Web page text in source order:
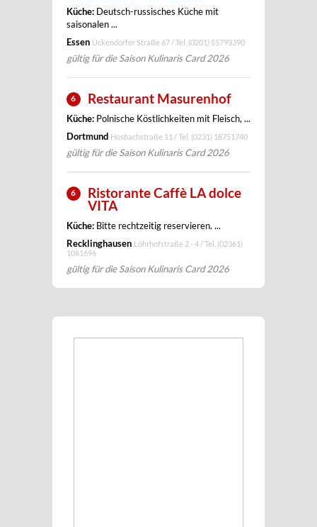
Küche: Deutsch-russisches Küche mit
saisonalen ...
Essen Ückendorfer Straße 67 / Tel. (0201) 55793390
gültig für die Saison Kulinaris Card 2026
6 Restaurant Masurenhof
Küche: Polnische Köstlichkeiten mit Fleisch, ...
Dortmund Hosbachstraße 11 / Tel. (0231) 18751740
gültig für die Saison Kulinaris Card 2026
6
Ristorante Caffè LA dolce
VITA
Küche: Bitte rechtzeitig reservieren. ...
Recklinghausen Löhrhofstraße 2 - 4 / Tel. (02361)
1061696
gültig für die Saison Kulinaris Card 2026